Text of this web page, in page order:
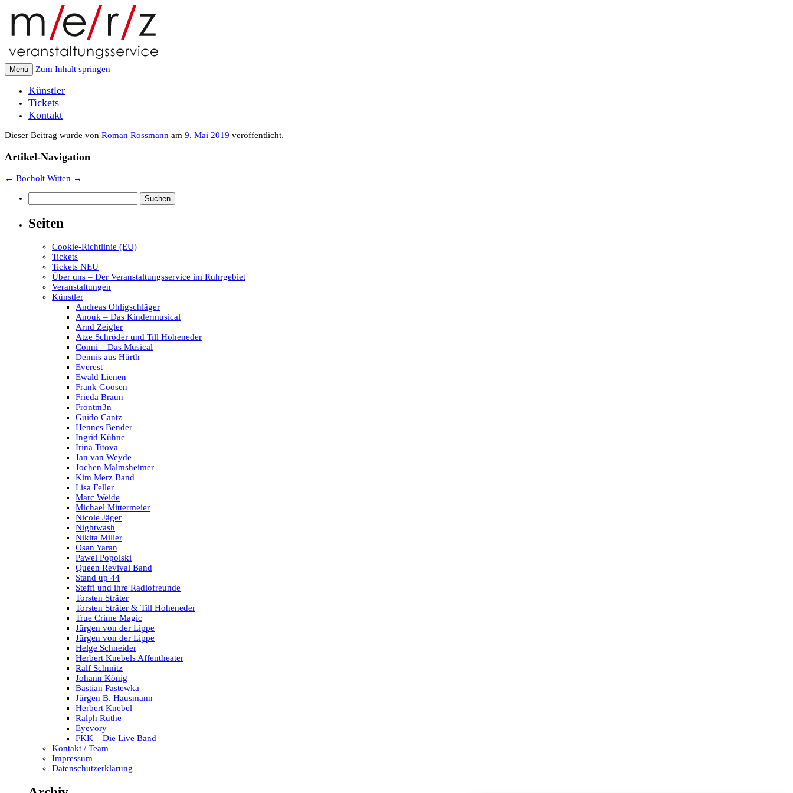
Menü Zum Inhalt springen
Künstler
Tickets
Kontakt
Dieser Beitrag wurde von Roman Rossmann am 9. Mai 2019 veröffentlicht.
Artikel-Navigation
← Bocholt Witten →
nach:
Seiten
Cookie-Richtlinie (EU)
Tickets
Tickets NEU
Über uns – Der Veranstaltungsservice im Ruhrgebiet
Veranstaltungen
Künstler
Andreas Ohligschläger
Anouk – Das Kindermusical
Arnd Zeigler
Atze Schröder und Till Hoheneder
Conni – Das Musical
Dennis aus Hürth
Everest
Ewald Lienen
Frank Goosen
Frieda Braun
Frontm3n
Guido Cantz
Hennes Bender
Ingrid Kühne
Irina Titova
Jan van Weyde
Jochen Malmsheimer
Kim Merz Band
Lisa Feller
Marc Weide
Michael Mittermeier
Nicole Jäger
Nightwash
Nikita Miller
Osan Yaran
Pawel Popolski
Queen Revival Band
Stand up 44
Steffi und ihre Radiofreunde
Torsten Sträter
Torsten Sträter & Till Hoheneder
True Crime Magic
Jürgen von der Lippe
Jürgen von der Lippe
Helge Schneider
Herbert Knebels Affentheater
Ralf Schmitz
Johann König
Bastian Pastewka
Jürgen B. Hausmann
Herbert Knebel
Ralph Ruthe
Eyevory
FKK – Die Live Band
Kontakt / Team
Impressum
Datenschutzerklärung